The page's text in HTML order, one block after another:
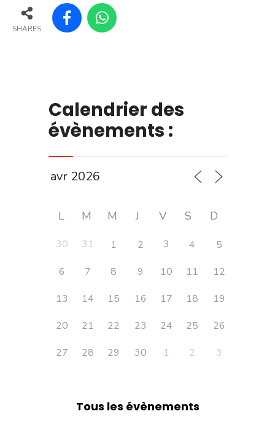
SHARES
Calendrier des
évènements :
L M M J V S D
30 31 1 2 3 4
5
6
7 8 9 10 11
12
13
14 15 16 17 18
19
20
21 22 23 24 25
26
27
28 29 30 1 2 3
Tous les évènements